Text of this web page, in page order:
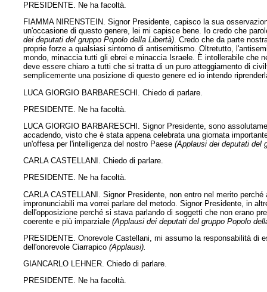
PRESIDENTE. Ne ha facoltà.
FIAMMA NIRENSTEIN. Signor Presidente, capisco la sua
un'occasione di questo genere, lei mi capisce bene. Io credo che
dei deputati del gruppo Popolo della Libertà). Credo che da parte
proprie forze a qualsiasi sintomo di antisemitismo. Oltretutto,
mondo, minaccia tutti gli ebrei e minaccia Israele. È intollerabile che
deve essere chiaro a tutti che si tratta di un puro atteggiamento di
semplicemente una posizione di questo genere ed io intendo
LUCA GIORGIO BARBARESCHI. Chiedo di parlare.
PRESIDENTE. Ne ha facoltà.
LUCA GIORGIO BARBARESCHI. Signor Presidente, sono
accadendo, visto che è stata appena celebrata una giornata
un'offesa per l'intelligenza del nostro Paese(Applausi dei deputati del
CARLA CASTELLANI. Chiedo di parlare.
PRESIDENTE. Ne ha facoltà.
CARLA CASTELLANI. Signor Presidente, non entro nel merito
impronunciabili ma vorrei parlare del metodo. Signor Presidente, in
dell'opposizione perché si stava parlando di soggetti che non erano
coerente e più imparziale(Applausi dei deputati del gruppo Popolo
PRESIDENTE. Onorevole Castellani, mi assumo la responsabilità di
dell'onorevole Ciarrapico(Applausi).
GIANCARLO LEHNER. Chiedo di parlare.
PRESIDENTE. Ne ha facoltà.